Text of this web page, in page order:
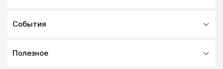
События
Полезное